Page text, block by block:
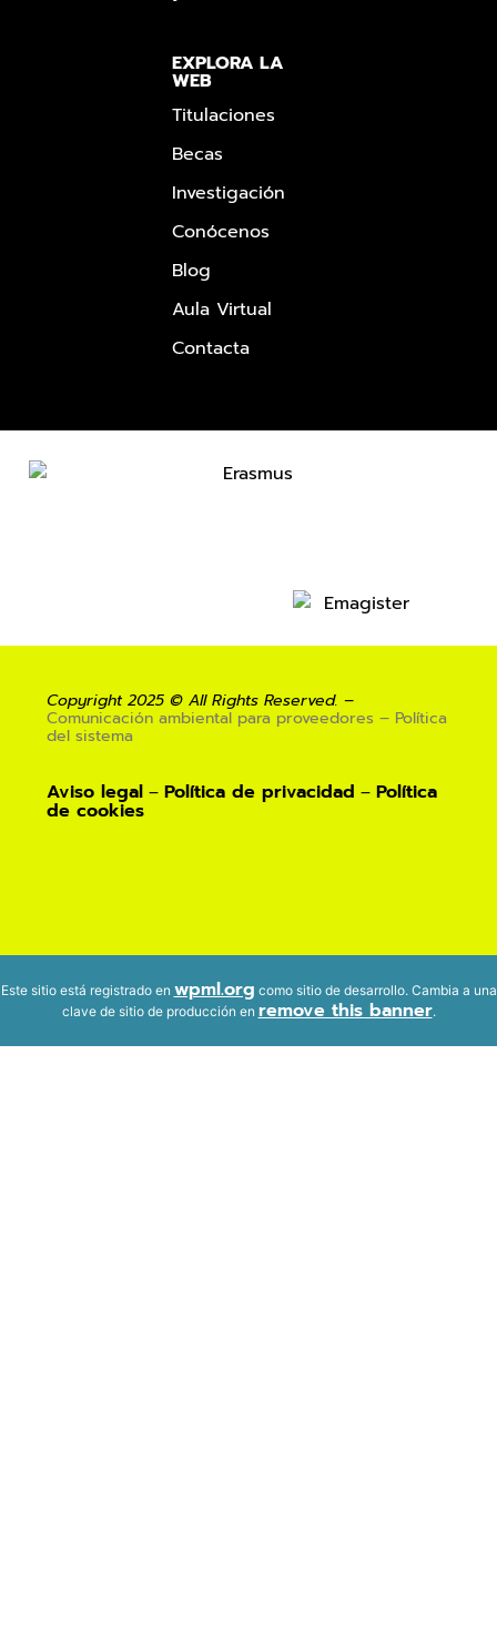
EXPLORA LA
WEB
Titulaciones
Becas
Investigación
Conócenos
Blog
Aula Virtual
Contacta
Copyright 2025 © All Rights Reserved. –
Comunicación ambiental para proveedores – Política
del sistema
Aviso legal – Política de privacidad – Política
de cookies
Este sitio está registrado en wpml.org como sitio de desarrollo. Cambia a una
clave de sitio de producción en remove this banner.